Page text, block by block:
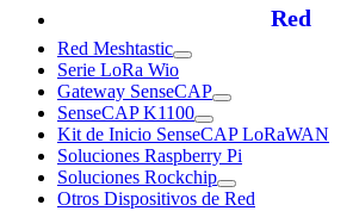
Red
Red Meshtastic
Serie LoRa Wio
Gateway SenseCAP
SenseCAP K1100
Kit de Inicio SenseCAP LoRaWAN
Soluciones Raspberry Pi
Soluciones Rockchip
Otros Dispositivos de Red